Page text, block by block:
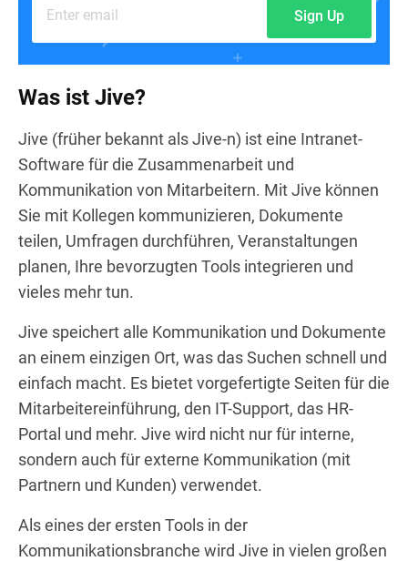
Sign Up
Was ist Jive?
Jive (früher bekannt als Jive-n) ist eine Intranet-
Software für die Zusammenarbeit und
Kommunikation von Mitarbeitern. Mit Jive können
Sie mit Kollegen kommunizieren, Dokumente
teilen, Umfragen durchführen, Veranstaltungen
planen, Ihre bevorzugten Tools integrieren und
vieles mehr tun.
Jive speichert alle Kommunikation und Dokumente
an einem einzigen Ort, was das Suchen schnell und
einfach macht. Es bietet vorgefertigte Seiten für die
Mitarbeitereinführung, den IT-Support, das HR-
Portal und mehr. Jive wird nicht nur für interne,
sondern auch für externe Kommunikation (mit
Partnern und Kunden) verwendet.
Als eines der ersten Tools in der
Kommunikationsbranche wird Jive in vielen großen